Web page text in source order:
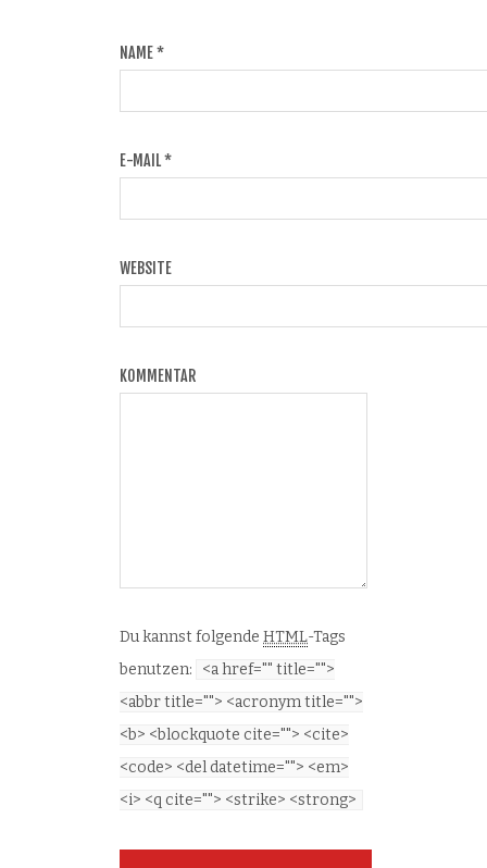
NAME*
E-MAIL*
WEBSITE
KOMMENTAR
Du kannst folgende HTML-Tags
benutzen:
<a href="" title="">
<abbr title=""> <acronym title="">
<b> <blockquote cite=""> <cite>
<code> <del datetime=""> <em>
<i> <q cite=""> <strike> <strong>